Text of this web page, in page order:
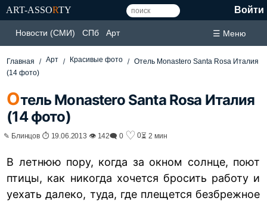
ART-ASSORTY Войти
Новости (СМИ) СПб Арт ☰ Меню
Главная Арт Красивые фото
Отель Monastero Santa Rosa Италия
(14 фото)
Отель Monastero Santa Rosa Италия
(14 фото)
✎ Блинцов ⏱ 19.06.2013 👁 142🗨 0 ♡ 0⏳ 2 мин
В летнюю пору, когда за окном солнце, поют
птицы, как никогда хочется бросить работу и
уехать далеко, туда, где плещется безбрежное